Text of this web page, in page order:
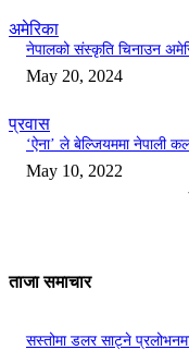
अमेरिका
नेपालको संस्कृति चिनाउन
May 20, 2024
प्रवास
‘ऐना’ ले बेल्जियममा नेपाली
May 10, 2022
ताजा समाचार
सस्तोमा डलर साट्ने